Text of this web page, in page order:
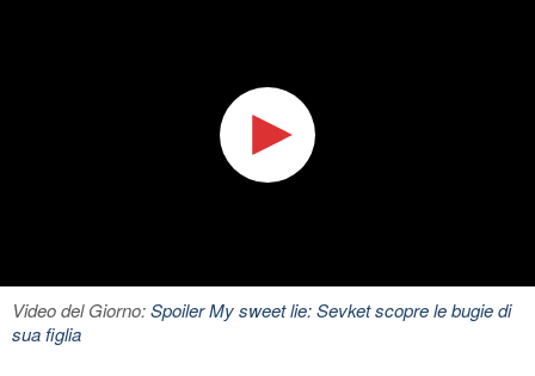
Video del Giorno:Spoiler My sweet lie: Sevket scopre le bugie di
sua figlia